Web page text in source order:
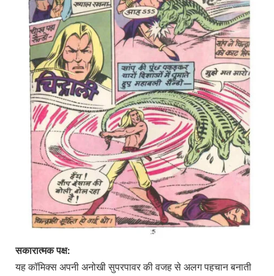
सकारात्मकपक्ष:
यह कॉमिक्स अपनी अनोखी सुपरपावर की वजह से अलग पहचान बनाती